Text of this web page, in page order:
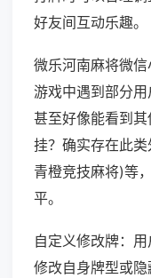
好友间互动乐趣。
微乐河南麻将微
游戏中遇到部分用
甚至好像能看到
挂？确实存在此
青橙竞技麻将)等
平。
自定义修改牌：用
修改自身牌型或